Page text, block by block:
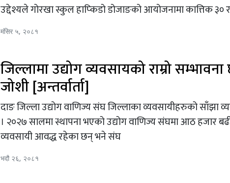
उद्देश्यले गोरखा स्कुल हाप्किडो डोजाङको आयोजनामा कात्तिक ३० र
मंसिर ५, २०८१
जिल्लामा उद्योग व्यवसायको राम्रो
जोशी [अन्तर्वार्ता]
दाङ जिल्ला उद्योग वाणिज्य संघ जिल्लाका व्यवसायीहरुको साँझा
। २०२७ सालमा स्थापना भएको उद्योग वाणिज्य संघमा आठ हजार
व्यवसायी आवद्ध रहेका छन् भने संघ
भदौ २६, २०८१